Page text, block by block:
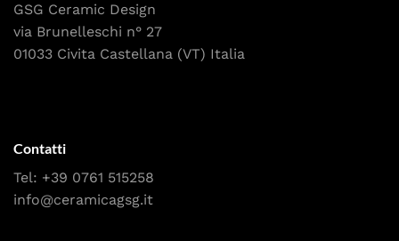
GSG Ceramic Design
via Brunelleschi n° 27
01033 Civita Castellana (VT) Italia
Contatti
Tel: +39 0761 515258
info@ceramicagsg.it